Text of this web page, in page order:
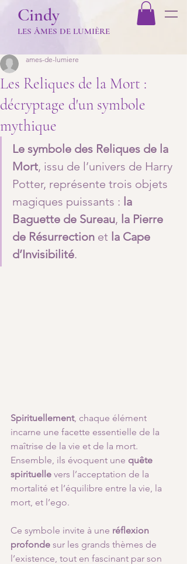
Cindy
LES ÂMES DE LUMIÈRE
Les Reliques de la Mort :
décryptage d'un symbole
mythique
ames-de-lumiere
Le symbole des Reliques de la
Mort, issu de l’univers de Harry
Potter, représente trois objets
magiques puissants : la
Baguette de Sureau, la Pierre
de Résurrection et la Cape
d’Invisibilité.
Spirituellement, chaque élément
incarne une facette essentielle de la
maîtrise de la vie et de la mort.
Ensemble, ils évoquent une quête
spirituelle vers l’acceptation de la
mortalité et l’équilibre entre la vie, la
mort, et l’ego.
Ce symbole invite à une réflexion
profonde sur les grands thèmes de
l’existence, tout en fascinant par son